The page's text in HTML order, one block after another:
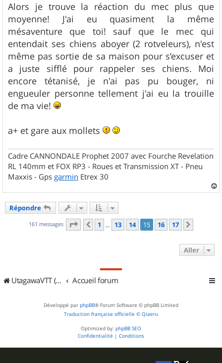
Alors je trouve la réaction du mec plus que
moyenne! J'ai eu quasiment la même
mésaventure que toi! sauf que le mec qui
entendait ses chiens aboyer (2 rotveleurs), n'est
même pas sortie de sa maison pour s’excuser et
a juste sifflé pour rappeler ses chiens. Moi
encore tétanisé, je n'ai pas pu bouger, ni
engueuler personne tellement j'ai eu la trouille
de ma vie!
a+ et gare aux mollets
Cadre CANNONDALE Prophet 2007 avec Fourche Revelation
RL 140mm et FOX RP3 - Roues et Transmission XT - Pneu
Maxxis - Gps garmin Etrex 30
a
Répondre
161 messages Page 15 sur17
Précédent
1 … 13 14 15 16 17
Aller
UtagawaVTT (Randos VTT et VTTAE avec traces GPS) Accueil forum
Développé par phpBB® Forum Software © phpBB Limited
Traduction française officielle © Qiaeru
Optimized by: phpBB SEO
Confidentialité | Conditions